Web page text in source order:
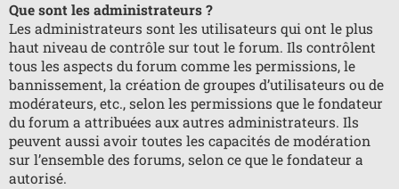
Que sont les administrateurs ?
Les administrateurs sont les utilisateurs qui ont le plus
haut niveau de contrôle sur tout le forum. Ils contrôlent
tous les aspects du forum comme les permissions, le
bannissement, la création de groupes d’utilisateurs ou de
modérateurs, etc., selon les permissions que le fondateur
du forum a attribuées aux autres administrateurs. Ils
peuvent aussi avoir toutes les capacités de modération
sur l’ensemble des forums, selon ce que le fondateur a
autorisé.